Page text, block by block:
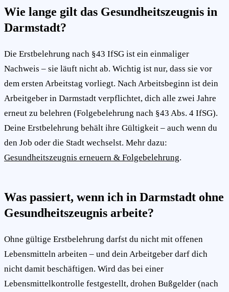
Wie lange gilt das Gesundheitszeugnis in
Darmstadt?
Die Erstbelehrung nach §43 IfSG ist ein einmaliger
Nachweis – sie läuft nicht ab. Wichtig ist nur, dass sie vor
dem ersten Arbeitstag vorliegt. Nach Arbeitsbeginn ist dein
Arbeitgeber in Darmstadt verpflichtet, dich alle zwei Jahre
erneut zu belehren (Folgebelehrung nach §43 Abs. 4 IfSG).
Deine Erstbelehrung behält ihre Gültigkeit – auch wenn du
den Job oder die Stadt wechselst. Mehr dazu:
Gesundheitszeugnis erneuern & Folgebelehrung.
Was passiert, wenn ich in Darmstadt ohne
Gesundheitszeugnis arbeite?
Ohne gültige Erstbelehrung darfst du nicht mit offenen
Lebensmitteln arbeiten – und dein Arbeitgeber darf dich
nicht damit beschäftigen. Wird das bei einer
Lebensmittelkontrolle festgestellt, drohen Bußgelder (nach